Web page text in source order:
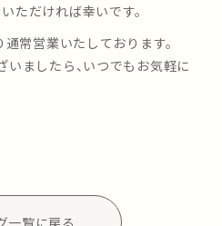
ただければ幸いです。
常営業いたしております。
いましたら、いつでもお気軽に
一覧に戻る